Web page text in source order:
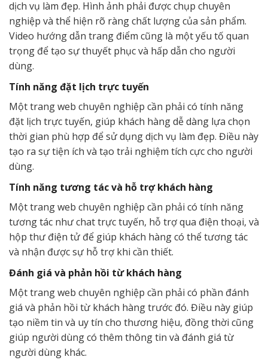
dịch vụ làm đẹp. Hình ảnh phải được chụp chuyên
nghiệp và thể hiện rõ ràng chất lượng của sản phẩm.
Video hướng dẫn trang điểm cũng là một yếu tố quan
trọng để tạo sự thuyết phục và hấp dẫn cho người
dùng.
Tính năng đặt lịch trực tuyến
Một trang web chuyên nghiệp cần phải có tính năng
đặt lịch trực tuyến, giúp khách hàng dễ dàng lựa chọn
thời gian phù hợp để sử dụng dịch vụ làm đẹp. Điều này
tạo ra sự tiện ích và tạo trải nghiệm tích cực cho người
dùng.
Tính năng tương tác và hỗ trợ khách hàng
Một trang web chuyên nghiệp cần phải có tính năng
tương tác như chat trực tuyến, hỗ trợ qua điện thoại, và
hộp thư điện tử để giúp khách hàng có thể tương tác
và nhận được sự hỗ trợ khi cần thiết.
Đánh giá và phản hồi từ khách hàng
Một trang web chuyên nghiệp cần phải có phần đánh
giá và phản hồi từ khách hàng trước đó. Điều này giúp
tạo niềm tin và uy tín cho thương hiệu, đồng thời cũng
giúp người dùng có thêm thông tin và đánh giá từ
người dùng khác.